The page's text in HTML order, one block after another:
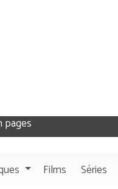
Films Séries